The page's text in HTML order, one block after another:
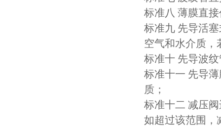
标准八 薄膜直
标准九 先导活
空气和水介质，
标准十 先导波
标准十一 先导
质；
标准十二 减压
如超过该范围，